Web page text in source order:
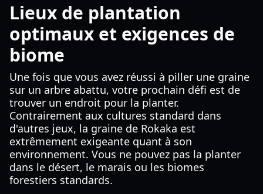
Lieux de plantation
optimaux et exigences de
biome
Une fois que vous avez réussi à piller une graine
sur un arbre abattu, votre prochain défi est de
trouver un endroit pour la planter.
Contrairement aux cultures standard dans
d'autres jeux, la graine de Rokaka est
extrêmement exigeante quant à son
environnement. Vous ne pouvez pas la planter
dans le désert, le marais ou les biomes
forestiers standards.